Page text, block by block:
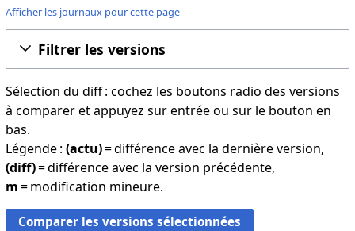
Afficher les journaux pour cette page
Filtrer les versions
Sélection du diff : cochez les boutons radio des versions
à comparer et appuyez sur entrée ou sur le bouton en
bas.
Légende : (actu)= différence avec la dernière version,
(diff)= différence avec la version précédente,
m= modification mineure.